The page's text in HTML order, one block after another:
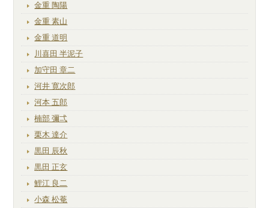
金重 陶陽
金重 素山
金重 道明
川喜田 半泥子
加守田 章二
河井 寛次郎
河本 五郎
楠部 彌弌
栗木 達介
黒田 辰秋
黒田 正玄
鯉江 良二
小森 松菴